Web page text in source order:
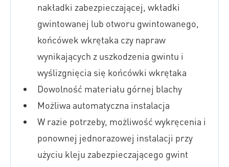
nakładki zabezpieczającej, wkładki
gwintowanej lub otworu gwintowanego,
końcówek wkrętaka czy napraw
wynikających z uszkodzenia gwintu i
wyślizgnięcia się końcówki wkrętaka
Dowolność materiału górnej blachy
Możliwa automatyczna instalacja
W razie potrzeby, możliwość wykręcenia i
ponownej jednorazowej instalacji przy
użyciu kleju zabezpieczającego gwint